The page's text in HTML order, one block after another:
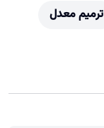
ترمیم معدل